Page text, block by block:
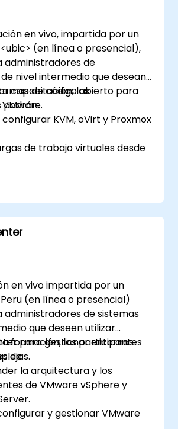
en vivo, impartida por un
(en línea o presencial),
administradores de
nivel intermedio que desean
de código abierto para
capacitación, los
KVM, oVirt y Proxmox
de trabajo virtuales desde
ante desastres.
el rendimiento en entornos de
de código abierto.
en vivo impartida por un
(en línea o presencial)
administradores de sistemas
que deseen utilizar
para gestionar entornos
formación, los participantes
de:
la arquitectura y los
de VMware vSphere y
y gestionar VMware